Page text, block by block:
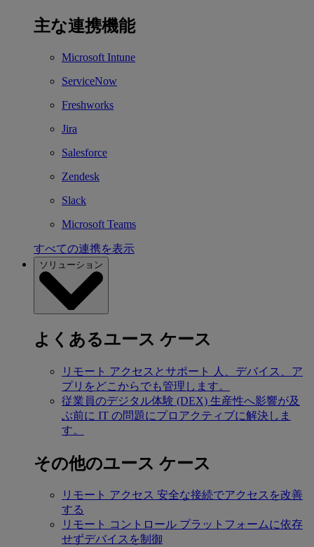
主な連携機能
Microsoft Intune
ServiceNow
Freshworks
Jira
Salesforce
Zendesk
Slack
Microsoft Teams
すべての連携を表示
ソリューション
よくあるユース ケース
リモート アクセスとサポート
人、デバイス、ア
プリをどこからでも管理します。
従業員のデジタル体験 (DEX) 生産性へ影響が及
ぶ前に IT の問題にプロアクティブに解決しま
す。
その他のユース ケース
リモート アクセス 安全な接続でアクセスを改善
する
リモート コントロール プラットフォームに依存
せずデバイスを制御